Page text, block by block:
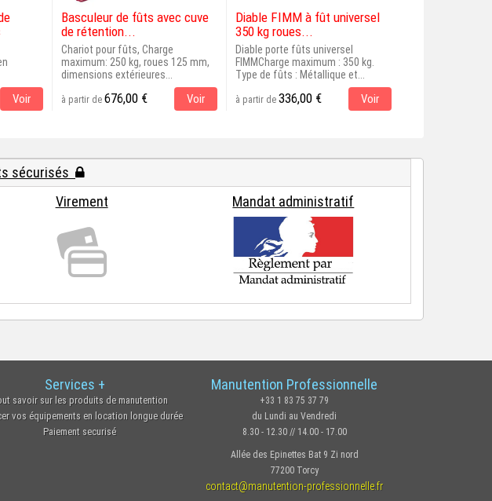
Voir
Basculeur de fûts avec cuve
de rétention...
Chariot pour fûts, Charge
maximum: 250 kg, roues 125 mm,
dimensions extérieures...
à partir de676,00 € Voir
Diable FIMM à fût universel
350 kg roues...
Diable porte fûts universel
FIMMCharge maximum : 350 kg.
Type de fûts : Métallique et...
à partir de336,00 € Voir
sécurisés
Virement Mandat administratif
Services +
savoir sur les produits de manutention
vos équipements en location longue durée
Paiement securisé
Manutention Professionnelle
+33 1 83 75 37 79
du Lundi au Vendredi
8.30 - 12.30 // 14.00 - 17.00
Allée des Epinettes Bat 9 Zi nord
77200 Torcy
contact@manutention-professionnelle.fr